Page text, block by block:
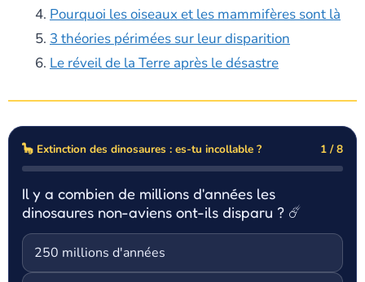
Pourquoi les oiseaux et les mammifères sont là
3 théories périmées sur leur disparition
Le réveil de la Terre après le désastre
🦕 Extinction des dinosaures : es-tu incollable ? 1 / 8
Il y a combien de millions d'années les
dinosaures non-aviens ont-ils disparu ? ☄️
250 millions d'années